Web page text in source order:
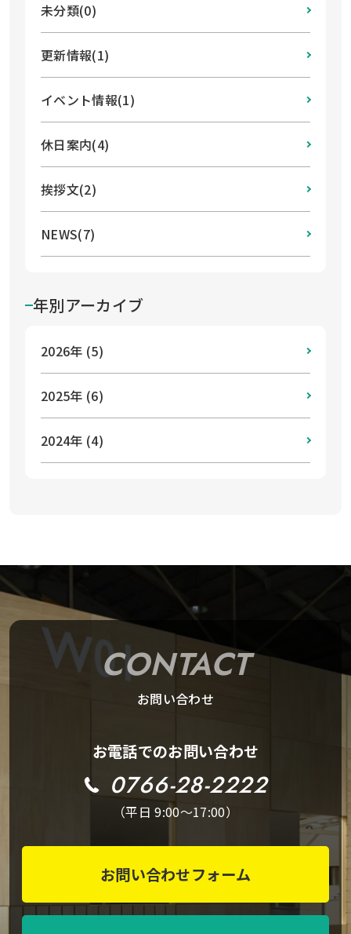
未分類(0)
更新情報(1)
イベント情報(1)
休日案内(4)
挨拶文(2)
NEWS(7)
年別アーカイブ
2026年 (5)
2025年 (6)
2024年 (4)
CONTACT
お問い合わせ
お電話でのお問い合わせ
0766-28-2222
（平日 9:00～17:00）
お問い合わせフォーム